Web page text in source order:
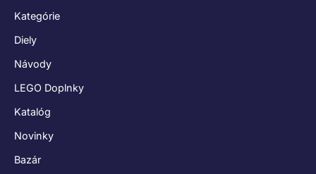
Kategórie
Diely
Návody
LEGO Doplnky
Katalóg
Novinky
Bazár